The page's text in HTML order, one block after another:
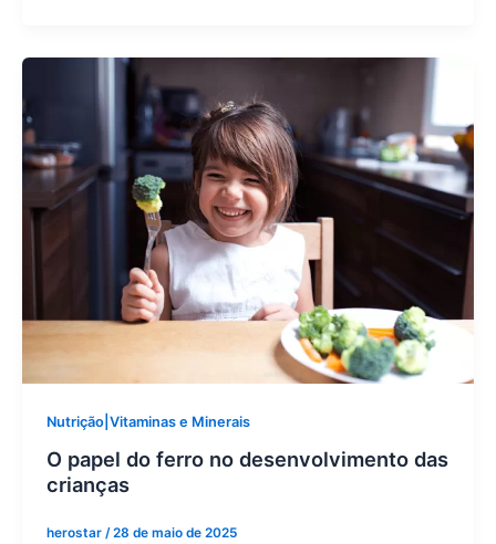
Nutrição|Vitaminas e Minerais
O papel do ferro no desenvolvimento das
crianças
herostar /28 de maio de 2025